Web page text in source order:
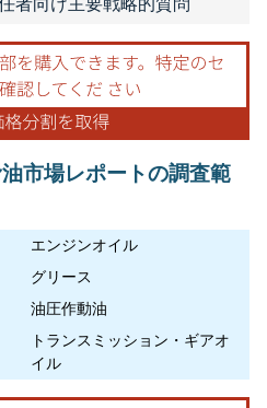
市場レポートの調査範
エンジンオイル
グリース
油圧作動油
トランスミッション・ギアオ
イル